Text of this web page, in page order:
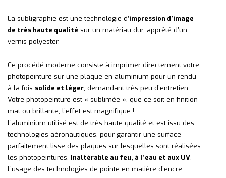
La subligraphie est une technologie d’impression d’image
de très haute qualité sur un matériau dur, apprêté d’un
vernis polyester.
Ce procédé moderne consiste à imprimer directement votre
photopeinture sur une plaque en aluminium pour un rendu
à la fois solide et léger, demandant très peu d’entretien.
Votre photopeinture est « sublimée », que ce soit en finition
mat ou brillante, l’effet est magnifique !
L’aluminium utilisé est de très haute qualité et est issu des
technologies aéronautiques, pour garantir une surface
parfaitement lisse des plaques sur lesquelles sont réalisées
les photopeintures. Inaltérable au feu, à l’eau et aux UV.
L’usage des technologies de pointe en matière d’encre